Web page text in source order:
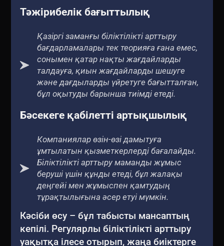
Тәжірибелік бағыттылық
Қазіргі заманғы біліктілікті арттыру
бағдарламалары тек теорияға ғана емес,
сонымен қатар нақты жағдайларды
талдауға, қиын жағдайларды шешуге
және дағдыларды үйретуге бағытталған,
бұл оқытуды барынша тиімді етеді.
Бәсекеге қабілетті артықшылық
Компаниялар өзін-өзі дамытуға
ұмтылатын қызметкерлерді бағалайды.
Біліктілікті арттыру маманды жұмыс
беруші үшін құнды етеді, бұл жалақы
деңгейі мен жұмыспен қамтудың
тұрақтылығына әсер етуі мүмкін.
Кәсіби өсу – бұл табысты мансаптың
кепілі. Регулярлы біліктілікті арттыру
уақытқа ілесе отырып, жаңа биіктерге